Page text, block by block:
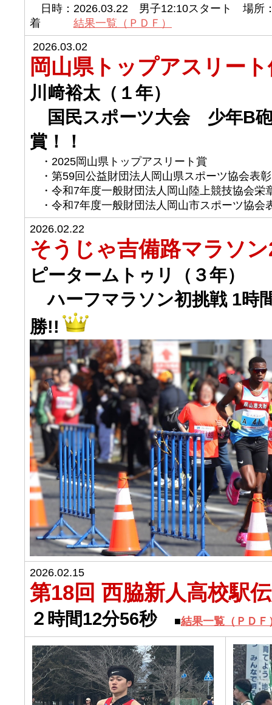
日時：2026.03.22 男子12:10スタート 場所
着 結果一覧（ＰＤＦ）
2026.03.02
岡山県トップアスリー
川﨑裕太（１年）
国民スポーツ大会 少年B砲
賞！！
・2025岡山県トップアスリート賞
・第59回公益財団法人岡山県スポーツ協会
・令和7年度一般財団法人岡山陸上競技協会
・令和7年度一般財団法人岡山市スポーツ
2026.02.22
そうじゃ吉備路マラソ
ピータームトゥリ（３年）
ハーフマラソン初挑戦 1時
勝!!
2026.02.15
第18回 西脇新人高校駅
２時間12分56秒 ■結果一覧（ＰＤＦ